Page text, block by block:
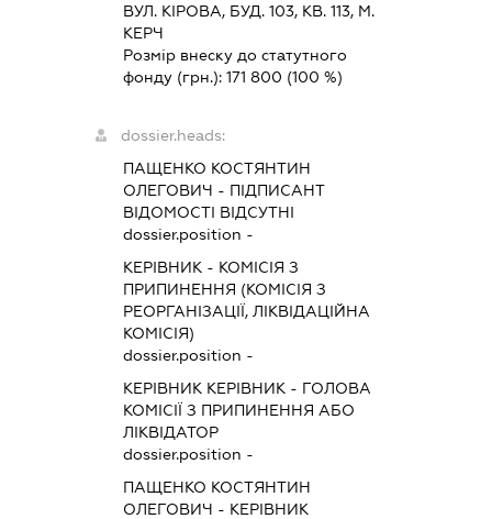
ВУЛ. КІРОВА, БУД. 103, КВ. 113, М.
КЕРЧ
Розмір внеску до статутного
фонду (грн.): 171 800 (100 %)
dossier.heads:
ПАЩЕНКО КОСТЯНТИН
ОЛЕГОВИЧ - ПІДПИСАНТ
ВІДОМОСТІ ВІДСУТНІ
dossier.position -
КЕРІВНИК - КОМІСІЯ З
ПРИПИНЕННЯ (КОМІСІЯ З
РЕОРГАНІЗАЦІЇ, ЛІКВІДАЦІЙНА
КОМІСІЯ)
dossier.position -
КЕРІВНИК КЕРІВНИК - ГОЛОВА
КОМІСІЇ З ПРИПИНЕННЯ АБО
ЛІКВІДАТОР
dossier.position -
ПАЩЕНКО КОСТЯНТИН
ОЛЕГОВИЧ - КЕРІВНИК